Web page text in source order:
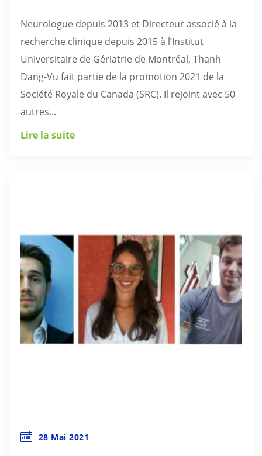
Neurologue depuis 2013 et Directeur associé à la
recherche clinique depuis 2015 à l’Institut
Universitaire de Gériatrie de Montréal, Thanh
Dang-Vu fait partie de la promotion 2021 de la
Société Royale du Canada (SRC). Il rejoint avec 50
autres...
Lire la suite
28 Mai 2021